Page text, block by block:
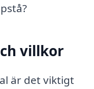
villkor
är det viktigt